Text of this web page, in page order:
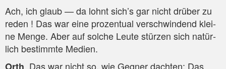
Ach, ich glaub — da lohnt sich’s gar nicht drü­ber zu
reden ! Das war eine pro­zen­tu­al ver­schwin­dend klei­
ne Men­ge. Aber auf sol­che Leu­te stür­zen sich natür­
lich bestimm­te Medien.
Das war nicht so, wie Geg­ner dach­ten: Das